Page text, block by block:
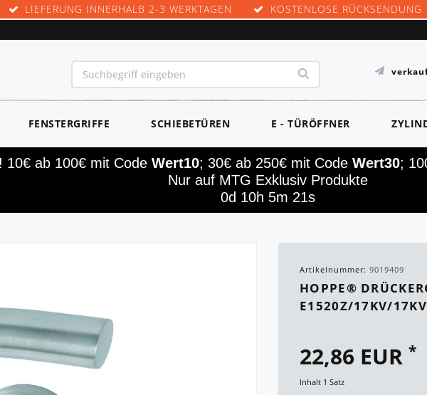
LIEFERUNG INNERHALB 2-3 WERKTAGEN KOSTENLOSE RÜCKSENDUNG
FENSTERGRIFFE SCHIEBETÜREN E - TÜRÖFFNER
ab 100€ mit Code Wert10; 30€ ab 250€ mit Code Wert30;
Nur auf MTG Exklusiv Produkte
0d 10h 5m 20s
Artikelnummer: 9019409
HOPPE®
E1520Z/17KV/
22,86 EUR *
Inhalt 1 Satz